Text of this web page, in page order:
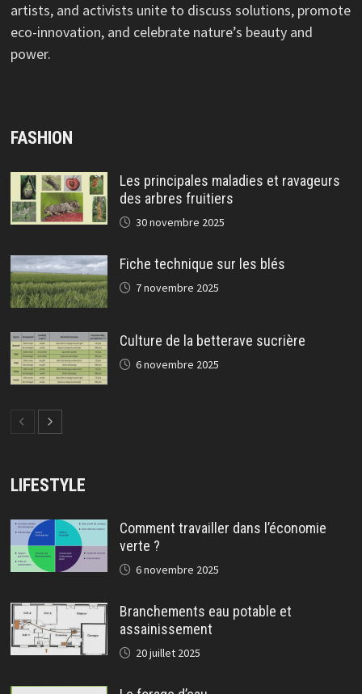
artists, and activists unite to discuss solutions, promote
eco-innovation, and celebrate nature’s beauty and
power.
FASHION
Les principales maladies et ravageurs
des arbres fruitiers
30 novembre 2025
Fiche technique sur les blés
7 novembre 2025
Culture de la betterave sucrière
6 novembre 2025
LIFESTYLE
Comment travailler dans l’économie
verte ?
6 novembre 2025
Branchements eau potable et
assainissement
20 juillet 2025